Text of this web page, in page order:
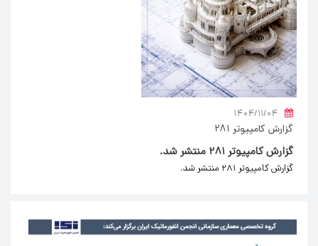
۱۴۰۴/۱۱/۰۴
گزارش کامپیوتر 281
گزارش کامپیوتر 281 منتشر شد.
گزارش کامپیوتر 281 منتشر شد.